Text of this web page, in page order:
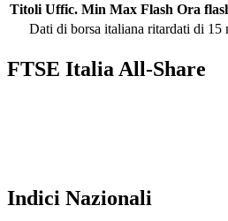
Titoli Uffic. Min Max Flash Ora
Dati di borsa italiana ritardati di 15
FTSE Italia All-Share
Indici Nazionali